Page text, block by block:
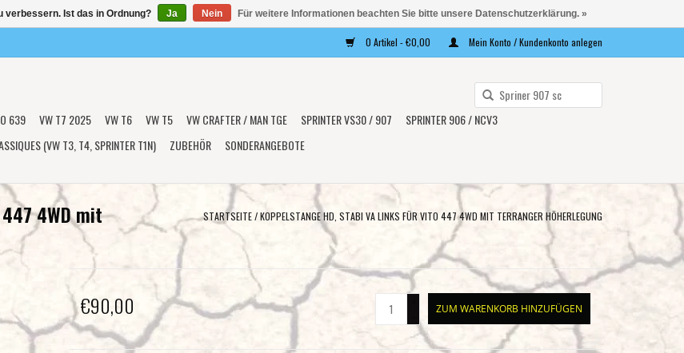
0 Artikel - €0,00 Mein Konto / Kundenkonto anlegen
verfügbare
639 VW T7 2025 VW T6 VW T5 VW CRAFTER / MAN TGE SPRINTER VS30 / 907
SPRINTER 906 / NCV3
(VW T3, T4, SPRINTER T1N) ZUBEHÖR SONDERANGEBOTE
4WD mit
STARTSEITE/KOPPELSTANGE HD, STABI VA LINKS FÜR VITO 447 4WD MIT TERRANGER HÖHERLEGUNG
€90,00 ZUM WARENKORB HINZUFÜGEN
verbessern. Ist das in Ordnung? Ja Nein Für weitere Informationen beachten Sie bitte unsere Datenschutzerklärung. »